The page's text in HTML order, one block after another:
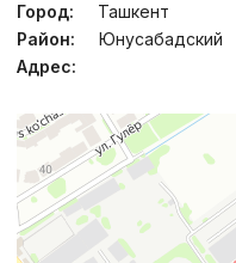
Город:
Ташкент
Район:
Юнусабадский
Адрес: